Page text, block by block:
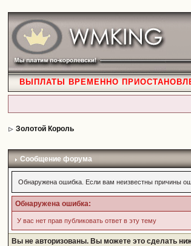
ВЫПЛАТЫ ВРЕМЕННО
Золотой Король
Сообщение форума
Обнаружена ошибка. Если вам неизвестны причины
Обнаружена ошибка:
У вас нет прав публиковать ответ в эту тему
Вы не авторизованы. Вы можете это сделать